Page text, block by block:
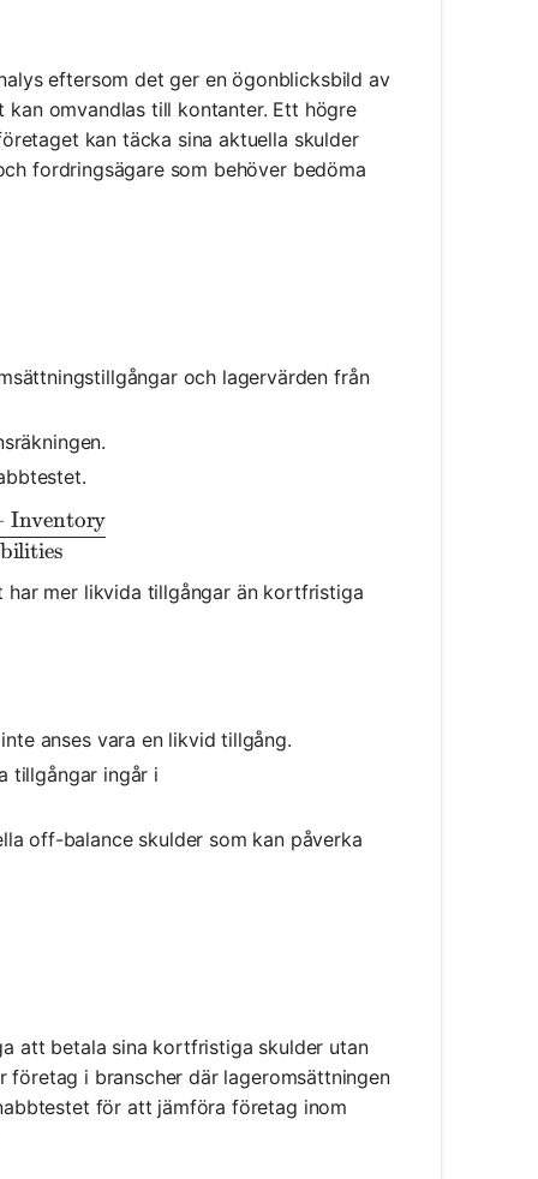
eftersom det ger en ögonblicksbild av
omvandlas till kontanter. Ett högre
kan täcka sina aktuella skulder
fordringsägare som behöver bedöma
och lagervärden från
Ratio} = \frac{\text{Current Assets} -
Inventory
mer likvida tillgångar än kortfristiga
anses vara en likvid tillgång.
tillgångar ingår i
off-balance skulder som kan påverka
att betala sina kortfristiga skulder utan
i branscher där lageromsättningen
för att jämföra företag inom